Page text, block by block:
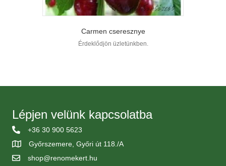
Carmen cseresznye
Érdeklődjön üzletünkben.
Lépjen velünk kapcsolatba
+36 30 900 5623
Győrszemere, Győri út 118./A
shop@renomekert.hu